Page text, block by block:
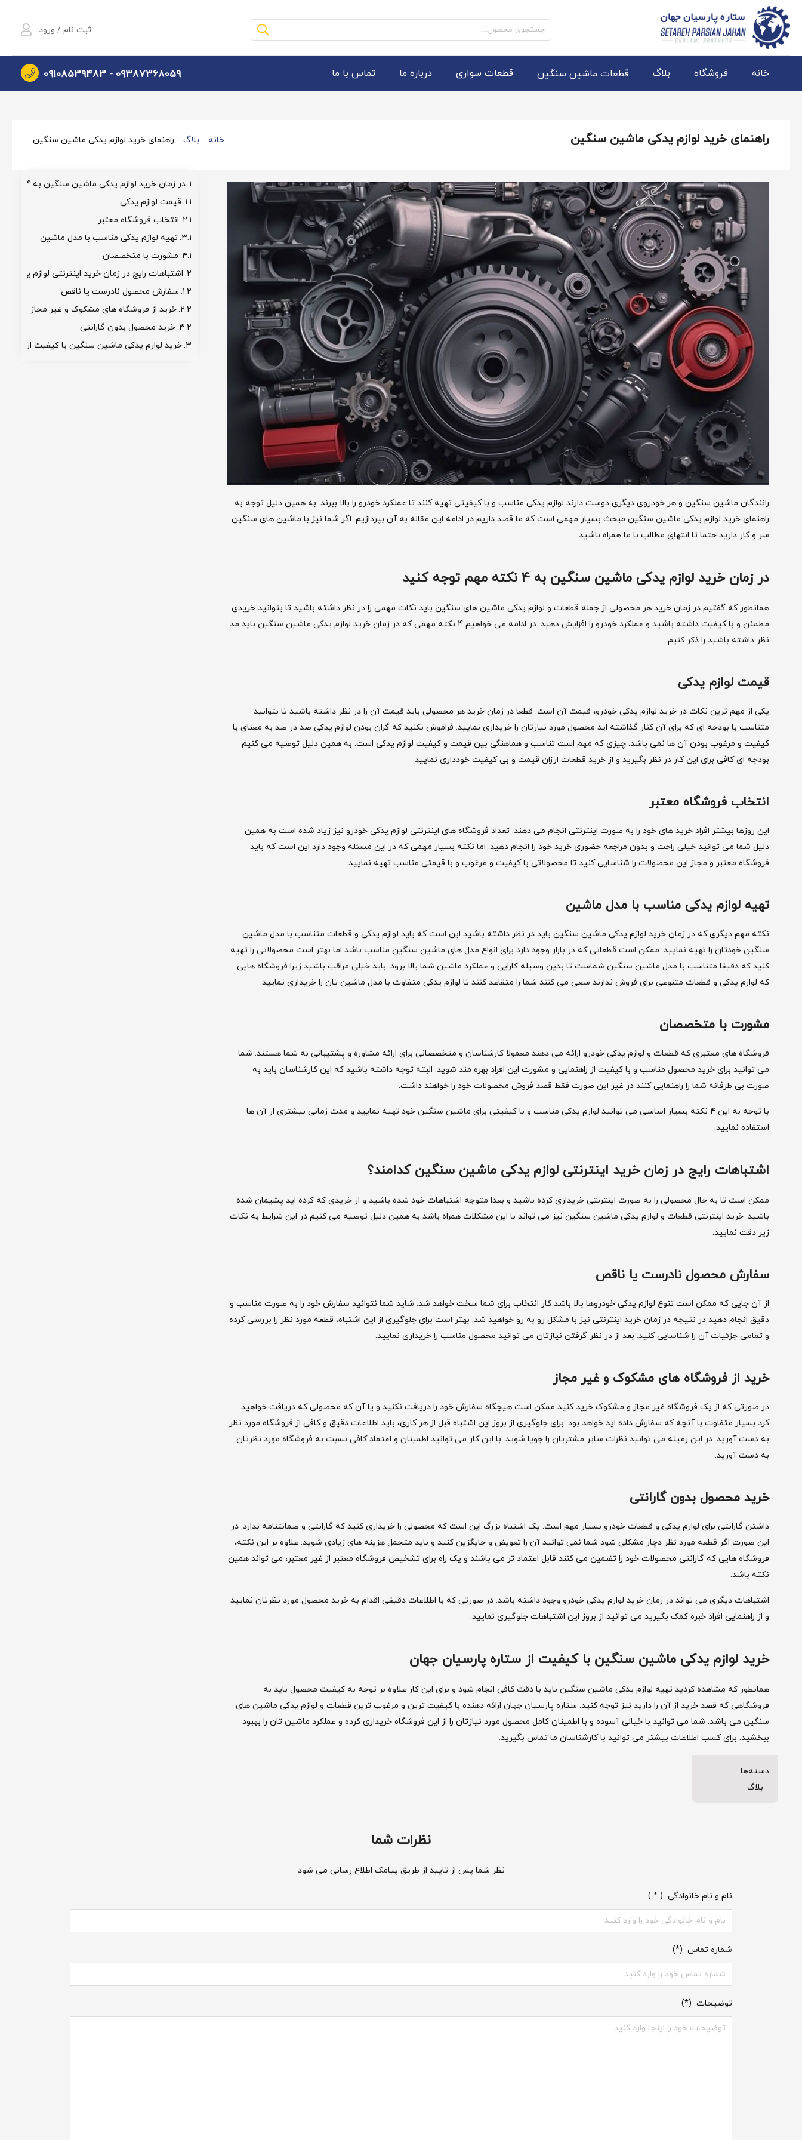
جستجو
برای:
ثبت نام / ورود
خانه فروشگاه بلاگ قطعات ماشین سنگین قطعات سواری درباره ما تماس با ما 09387368059 -
09108539483
راهنمای خرید لوازم یدکی ماشین سنگین خانه – بلاگ– راهنمای خرید لوازم یدکی ماشین سنگین
رانندگان ماشین سنگین و هر خودروی دیگری دوست دارند لوازم یدکی مناسب و با کیفیتی تهیه کنند تا عملکرد خودرو را بالا ببرند. به همین دلیل توجه به
راهنمای خرید لوازم یدکی ماشین سنگین مبحث بسیار مهمی است که ما قصد داریم در ادامه این مقاله به آن بپردازیم. اگر شما نیز با ماشین های سنگین
سر و کار دارید حتما تا انتهای مطالب با ما همراه باشید.
در زمان خرید لوازم یدکی ماشین سنگین به 4 نکته مهم توجه کنید
همانطور که گفتیم در زمان خرید هر محصولی از جمله قطعات و لوازم یدکی ماشین های سنگین باید نکات مهمی را در نظر داشته باشید تا بتوانید خریدی
مطمئن و با کیفیت داشته باشید و عملکرد خودرو را افزایش دهید. در ادامه می خواهیم 4 نکته مهمی که در زمان خرید لوازم یدکی ماشین سنگین باید مد
نظر داشته باشید را ذکر کنیم.
قیمت لوازم یدکی
یکی از مهم ترین نکات در خرید لوازم یدکی خودرو، قیمت آن است. قطعا در زمان خرید هر محصولی باید قیمت آن را در نظر داشته باشید تا بتوانید
متناسب با بودجه ای که برای آن کنار گذاشته اید محصول مورد نیازتان را خریداری نمایید. فراموش نکنید که گران بودن لوازم یدکی صد در صد به معنای با
کیفیت و مرغوب بودن آن ها نمی باشد. چیزی که مهم است تناسب و هماهنگی بین قیمت و کیفیت لوازم یدکی است. به همین دلیل توصیه می کنیم
بودجه ای کافی برای این کار در نظر بگیرید و از خرید قطعات ارزان قیمت و بی کیفیت خودداری نمایید.
انتخاب فروشگاه معتبر
این روزها بیشتر افراد خرید های خود را به صورت اینترنتی انجام می دهند. تعداد فروشگاه های اینترنتی لوازم یدکی خودرو نیز زیاد شده است به همین
دلیل شما می توانید خیلی راحت و بدون مراجعه حضوری خرید خود را انجام دهید. اما نکته بسیار مهمی که در این مسئله وجود دارد این است که باید
فروشگاه معتبر و مجاز این محصولات را شناسایی کنید تا محصولاتی با کیفیت و مرغوب و با قیمتی مناسب تهیه نمایید.
تهیه لوازم یدکی مناسب با مدل ماشین
نکته مهم دیگری که در زمان خرید لوازم یدکی ماشین سنگین باید در نظر داشته باشید این است که باید لوازم یدکی و قطعات متناسب با مدل ماشین
سنگین خودتان را تهیه نمایید. ممکن است قطعاتی که در بازار وجود دارد برای انواع مدل های ماشین سنگین مناسب باشد اما بهتر است محصولاتی را تهیه
کنید که دقیقا متناسب با مدل ماشین سنگین شماست تا بدین وسیله کارایی و عملکرد ماشین شما بالا برود. باید خیلی مراقب باشید زیرا فروشگاه هایی
که لوازم یدکی و قطعات متنوعی برای فروش ندارند سعی می کنند شما را متقاعد کنند تا لوازم یدکی متفاوت با مدل ماشین تان را خریداری نمایید.
مشورت با متخصصان
فروشگاه های معتبری که قطعات و لوازم یدکی خودرو ارائه می دهند معمولا کارشناسان و متخصصانی برای ارائه مشاوره و پشتیبانی به شما هستند. شما
می توانید برای خرید محصول مناسب و با کیفیت از راهنمایی و مشورت این افراد بهره مند شوید. البته توجه داشته باشید که این کارشناسان باید به
صورت بی طرفانه شما را راهنمایی کنند در غیر این صورت فقط قصد فروش محصولات خود را خواهند داشت.
با توجه به این 4 نکته بسیار اساسی می توانید لوازم یدکی مناسب و با کیفیتی برای ماشین سنگین خود تهیه نمایید و مدت زمانی بیشتری از آن ها
استفاده نمایید.
اشتباهات رایج در زمان خرید اینترنتی لوازم یدکی ماشین سنگین کدامند؟
ممکن است تا به حال محصولی را به صورت اینترنتی خریداری کرده باشید و بعدا متوجه اشتباهات خود شده باشید و از خریدی که کرده اید پشیمان شده
باشید. خرید اینترنتی قطعات و لوازم یدکی ماشین سنگین نیز می تواند با این مشکلات همراه باشد به همین دلیل توصیه می کنیم در این شرایط به نکات
زیر دقت نمایید.
سفارش محصول نادرست یا ناقص
از آن جایی که ممکن است تنوع لوازم یدکی خودروها بالا باشد کار انتخاب برای شما سخت خواهد شد. شاید شما نتوانید سفارش خود را به صورت مناسب و
دقیق انجام دهید در نتیجه در زمان خرید اینترنتی نیز با مشکل رو به رو خواهید شد. بهتر است برای جلوگیری از این اشتباه، قطعه مورد نظر را بررسی کرده
و تمامی جزئیات آن را شناسایی کنید. بعد از در نظر گرفتن نیازتان می توانید محصول مناسب را خریداری نمایید.
خرید از فروشگاه های مشکوک و غیر مجاز
در صورتی که از یک فروشگاه غیر مجاز و مشکوک خرید کنید ممکن است هیچگاه سفارش خود را دریافت نکنید و یا آن که محصولی که دریافت خواهید
کرد بسیار متفاوت با آنچه که سفارش داده اید خواهد بود. برای جلوگیری از بروز این اشتباه قبل از هر کاری، باید اطلاعات دقیق و کافی از فروشگاه مورد نظر
به دست آورید. در این زمینه می توانید نظرات سایر مشتریان را جویا شوید. با این کار می توانید اطمینان و اعتماد کافی نسبت به فروشگاه مورد نظرتان
به دست آورید.
خرید محصول بدون گارانتی
داشتن گارانتی برای لوازم یدکی و قطعات خودرو بسیار مهم است. یک اشتباه بزرگ این است که محصولی را خریداری کنید که گارانتی و ضمانتنامه ندارد. در
این صورت اگر قطعه مورد نظر دچار مشکلی شود شما نمی توانید آن را تعویض و جایگزین کنید و باید متحمل هزینه های زیادی شوید. علاوه بر این نکته،
فروشگاه هایی که گارانتی محصولات خود را تضمین می کنند قابل اعتماد تر می باشند و یک راه برای تشخیص فروشگاه معتبر از غیر معتبر، می تواند همین
نکته باشد.
اشتباهات دیگری می تواند در زمان خرید لوازم یدکی خودرو وجود داشته باشد. در صورتی که با اطلاعات دقیقی اقدام به خرید محصول مورد نظرتان نمایید
و از راهنمایی افراد خبره کمک بگیرید می توانید از بروز این اشتباهات جلوگیری نمایید.
خرید لوازم یدکی ماشین سنگین با کیفیت از ستاره پارسیان جهان
همانطور که مشاهده کردید تهیه لوازم یدکی ماشین سنگین باید با دقت کافی انجام شود و برای این کار علاوه بر توجه به کیفیت محصول باید به
فروشگاهی که قصد خرید از آن را دارید نیز توجه کنید. ستاره پارسیان جهان ارائه دهنده با کیفیت ترین و مرغوب ترین قطعات و لوازم یدکی ماشین های
سنگین می باشد. شما می توانید با خیالی آسوده و با اطمینان کامل محصول مورد نیازتان را از این فروشگاه خریداری کرده و عملکرد ماشین تان را بهبود
ببخشید. برای کسب اطلاعات بیشتر می توانید با کارشناسان ما تماس بگیرید.
دسته‌ها
بلاگ
در زمان خرید لوازم یدکی ماشین سنگین به 4 نکته مهم توجه کنید
قیمت لوازم یدکی
انتخاب فروشگاه معتبر
تهیه لوازم یدکی مناسب با مدل ماشین
مشورت با متخصصان
اشتباهات رایج در زمان خرید اینترنتی لوازم یدکی
سفارش محصول نادرست یا ناقص
خرید از فروشگاه های مشکوک و غیر مجاز
خرید محصول بدون گارانتی
خرید لوازم یدکی ماشین سنگین با کیفیت از
نظرات شما
نظر شما پس از تایید از طریق پیامک اطلاع رسانی می شود
نام و نام خانوادگی ( * )
شماره تماس (*)
توضیحات (*)